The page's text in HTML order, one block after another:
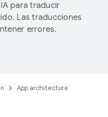
para traducir
Las traducciones
errores.
App architecture